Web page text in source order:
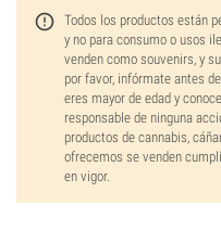
Todos los productos están
y no para consumo o usos
venden como souvenirs, y
por favor, infórmate antes
eres mayor de edad y
responsable de ninguna
productos de cannabis,
ofrecemos se venden
en vigor.